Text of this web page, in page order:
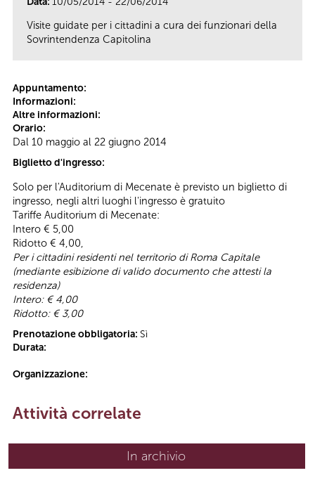
Visite guidate per i cittadini a cura dei funzionari della
Sovrintendenza Capitolina
Appuntamento:
Informazioni:
Altre informazioni:
Orario:
Dal 10 maggio al 22 giugno 2014
Biglietto d'ingresso:
Solo per l'Auditorium di Mecenate è previsto un biglietto di
ingresso, negli altri luoghi l'ingresso è gratuito
Tariffe Auditorium di Mecenate:
Intero € 5,00
Ridotto € 4,00,
Per i cittadini residenti nel territorio di Roma Capitale
(mediante esibizione di valido documento che attesti la
residenza)
Intero: € 4,00
Ridotto: € 3,00
Prenotazione obbligatoria: Sì
Durata:
Organizzazione:
Attività correlate
In archivio